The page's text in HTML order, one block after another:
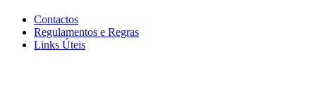
Contactos
Regulamentos e Regras
Links Úteis